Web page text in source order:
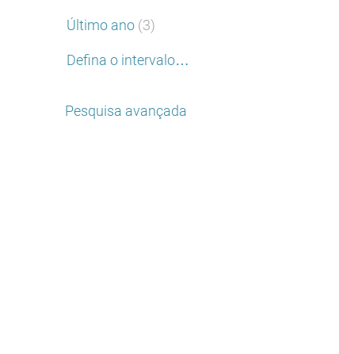
Último ano (3)
Defina o intervalo…
Pesquisa avançada